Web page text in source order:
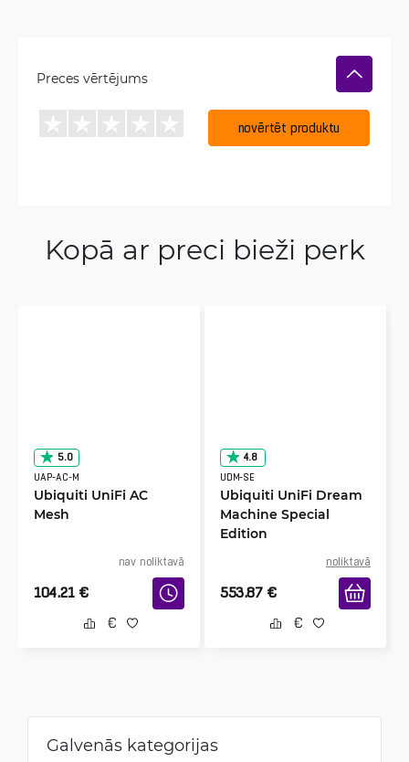
Preces vērtējums
novērtēt produktu
Kopā ar preci bieži perk
5.0
UAP-AC-M
Ubiquiti UniFi AC
Mesh
nav noliktavā
104.21 €
4.8
UDM-SE
Ubiquiti UniFi Dream
Machine Special
Edition
noliktavā
553.87 €
Galvenās kategorijas